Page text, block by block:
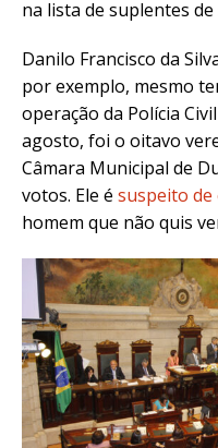
na lista de suplentes de
Danilo Francisco da
por exemplo, mesmo
operação da Polícia Civil
agosto, foi o oitavo
Câmara Municipal de
votos. Ele é suspeito de
homem que não quis